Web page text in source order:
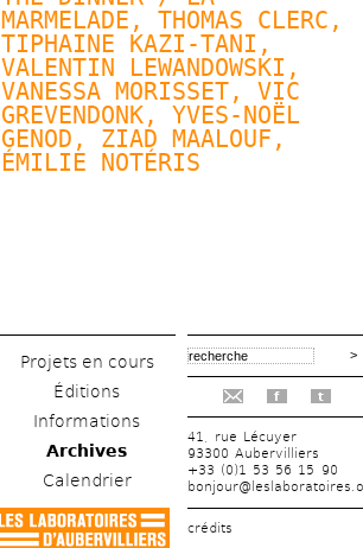
MARMELADE, THOMAS CLERC ,
TIPHAINE KAZI-TANI,
VALENTIN LEWANDOWSKI ,
VANESSA MORISSET, VIC
GREVENDONK, YVES-NOËL
GENOD , ZIAD MAALOUF,
ÉMILIE NOTÉRIS
Projets en cours
Éditions
Informations
Archives
Calendrier
f t
41, rue Lécuyer
93300 Aubervilliers
+33 (0)1 53 56 15 90
crédits